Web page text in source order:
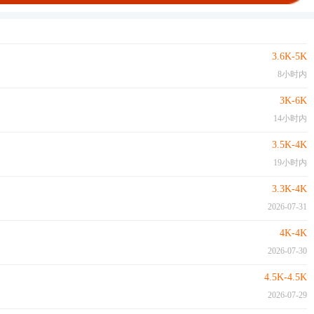
3.6K-5K
8小时内
3K-6K
14小时内
3.5K-4K
19小时内
3.3K-4K
2026-07-31
4K-4K
2026-07-30
4.5K-4.5K
2026-07-29